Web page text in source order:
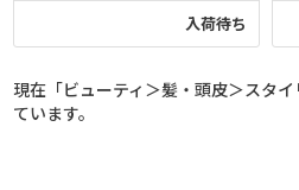
入荷待ち
現在「ビューティ＞髪・頭皮＞スタ
ています。